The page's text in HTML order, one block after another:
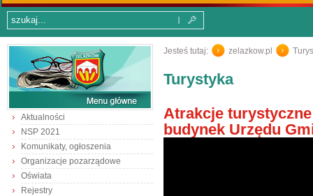
Aktualności
NSP 2021
Komunikaty, ogłoszenia
Organizacje pozarządowe
Oświata
Rejestry
Jesteś tutaj: zelazkow.pl
Turystyka
Atrakcje
budynek Urzędu